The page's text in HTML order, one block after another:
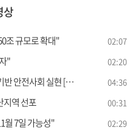
상
조 규모로 확대" 02:07
" 02:20
사회 실현 [뉴스의 맥] 04:36
지역 선포 00:31
월 7일 가능성" 02:29